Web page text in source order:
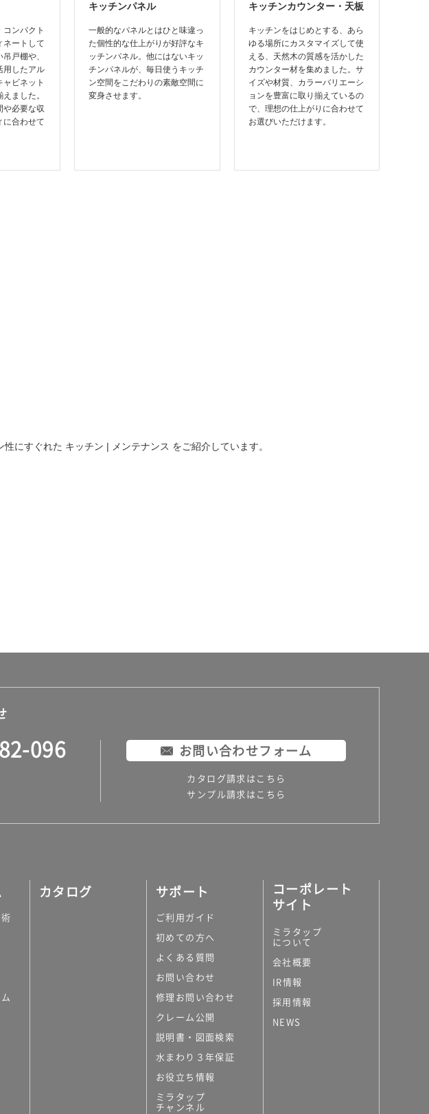
コンパクト
ネートして
戸棚や、
用したアル
ャビネット
ました。
や必要な収
に合わせて
キッチンパネル
一般的なパネルとはひと味違っ
た個性的な仕上がりが好評なキ
ッチンパネル。他にはないキッ
チンパネルが、毎日使うキッチ
ン空間をこだわりの素敵空間に
変身させます。
キッチンカウンター・天板
キッチンをはじめとする、あら
ゆる場所にカスタマイズして使
える、天然木の質感を活かした
カウンター材を集めました。サ
イズや材質、カラーバリエーシ
ョンを豊富に取り揃えているの
で、理想の仕上がりに合わせて
お選びいただけます。
性にすぐれた キッチン | メンテナンス をご紹介しています。
096 お問い合わせフォーム
カタログ請求はこちら
サンプル請求はこちら
カタログ サポート
ご利用ガイド
初めての方へ
よくある質問
お問い合わせ
修理お問い合わせ
クレーム公開
説明書・図面検索
水まわり３年保証
お役立ち情報
ミラタップ
チャンネル
コーポレート
サイト
ミラタップ
について
会社概要
IR情報
採用情報
NEWS